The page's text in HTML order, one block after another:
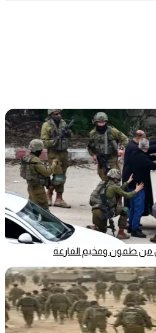
من طمون ومخيم الفارعة